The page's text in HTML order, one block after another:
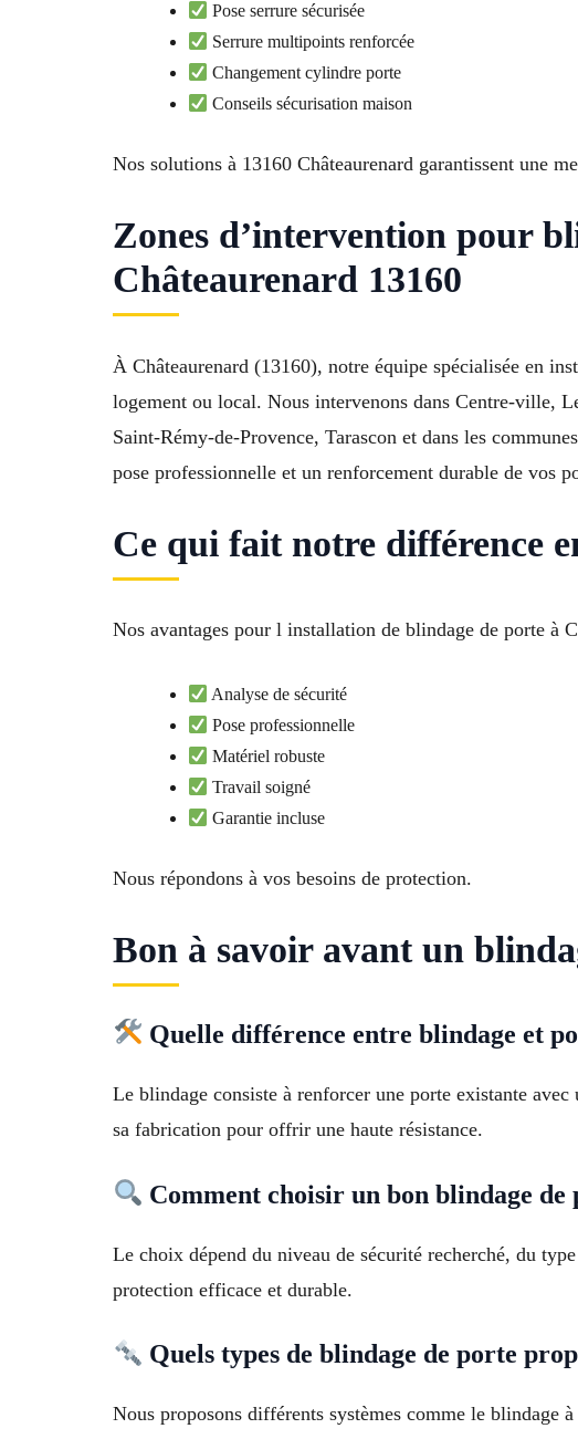
Pose serrure sécurisée
Serrure multipoints renforcée
Changement cylindre porte
Conseils sécurisation maison
Nos solutions à 13160 Châteaurenard garantissent une
Zones d’intervention pour
Châteaurenard 13160
À Châteaurenard (13160), notre équipe spécialisée en
logement ou local. Nous intervenons dans Centre-ville,
Saint-Rémy-de-Provence, Tarascon et dans les
pose professionnelle et un renforcement durable de vos
Ce qui fait notre différence
Nos avantages pour l installation de blindage de porte à
Analyse de sécurité
Pose professionnelle
Matériel robuste
Travail soigné
Garantie incluse
Nous répondons à vos besoins de protection.
Bon à savoir avant un
Quelle différence entre blindage et
Le blindage consiste à renforcer une porte existante
sa fabrication pour offrir une haute résistance.
Comment choisir un bon blindage de
Le choix dépend du niveau de sécurité recherché, du
protection efficace et durable.
Quels types de blindage de porte
Nous proposons différents systèmes comme le blindage